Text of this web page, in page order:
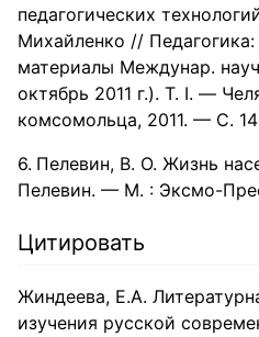
педагогических
Михайленко //
материалы Междунар.
октябрь 2011 г.). Т. I. —
комсомольца, 2011. — С.
Пелевин, В. О. Жизнь
Пелевин. — М. : Эксмо-
Цитировать
Жиндеева, Е.А.
изучения русской